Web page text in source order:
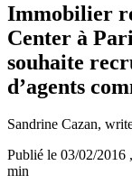
Immobilier
Center à
souhaite
d’agents
Sandrine Cazan,
Publié le 03/02/2016
min